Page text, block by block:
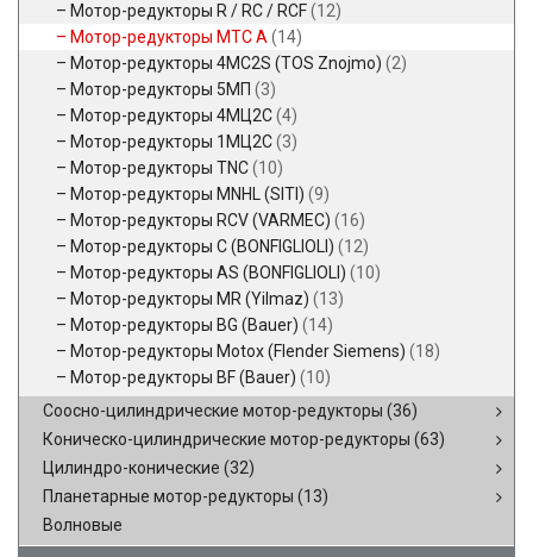
Мотор-редукторы R / RC / RCF(12)
Мотор-редукторы MTC A (14)
Мотор-редукторы 4MC2S (TOS Znojmo) (2)
Мотор-редукторы 5МП (3)
Мотор-редукторы 4МЦ2С(4)
Мотор-редукторы 1МЦ2С(3)
Мотор-редукторы TNC(10)
Мотор-редукторы MNHL (SITI) (9)
Мотор-редукторы RCV (VARMEC) (16)
Мотор-редукторы C (BONFIGLIOLI) (12)
Мотор-редукторы AS (BONFIGLIOLI) (10)
Мотор-редукторы MR (Yilmaz) (13)
Мотор-редукторы BG (Bauer) (14)
Мотор-редукторы Motox (Flender Siemens) (18)
Мотор-редукторы BF (Bauer) (10)
Соосно-цилиндрические мотор-редукторы (36)
Коническо-цилиндрические мотор-редукторы (63)
Цилиндро-конические (32)
Планетарные мотор-редукторы (13)
Волновые